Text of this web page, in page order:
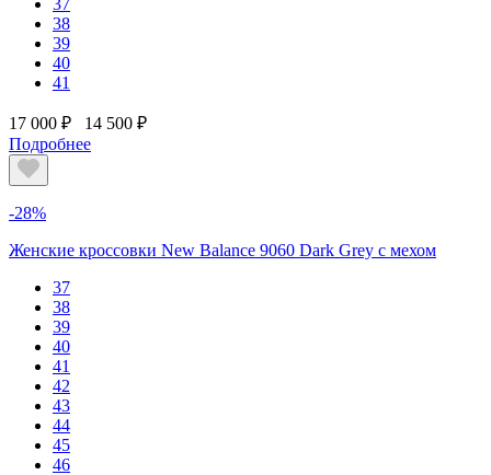
38
39
40
41
17 000 ₽
14 500 ₽
Подробнее
-28%
Женские кроссовки New Balance 9060 Dark Grey с мехом
37
38
39
40
41
42
43
44
45
46